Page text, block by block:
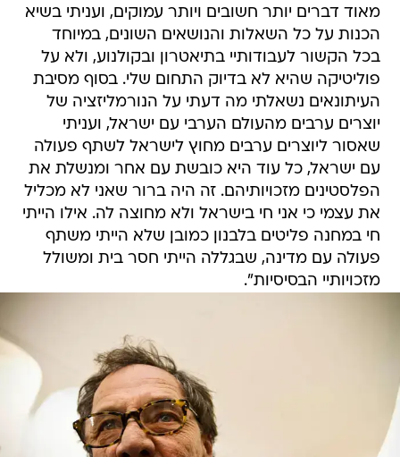
מאוד דברים יותר חשובים ויותר עמוקים, ועניתי בשיא
הכנות על כל השאלות והנושאים השונים, במיוחד
בכל הקשור לעבודותיי בתיאטרון ובקולנוע, ולא על
פוליטיקה שהיא לא בדיוק התחום שלי. בסוף מסיבת
העיתונאים נשאלתי מה דעתי על הנורמליזציה של
יוצרים ערבים מהעולם הערבי עם ישראל, ועניתי
שאסור ליוצרים ערבים מחוץ לישראל לשתף פעולה
עם ישראל, כל עוד היא כובשת עם אחר ומנשלת את
הפלסטינים מזכויותיהם. זה היה ברור שאני לא מכליל
את עצמי כי אני חי בישראל ולא מחוצה לה. אילו הייתי
חי במחנה פליטים בלבנון כמובן שלא הייתי משתף
פעולה עם מדינה, שבגללה הייתי חסר בית ומשולל
מזכויותיי הבסיסיות".